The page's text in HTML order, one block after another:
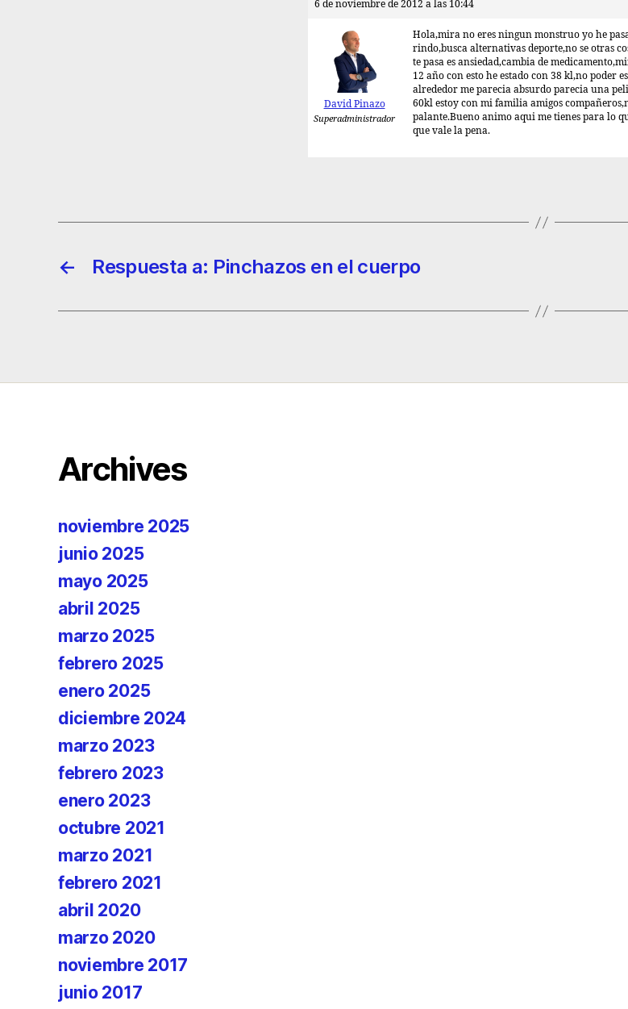
6 de noviembre de 2012 a las 10:44
David Pinazo
Superadministrador
Hola,mira no eres ningun monstruo yo he
rindo,busca alternativas deporte,no se otras
te pasa es ansiedad,cambia de
12 año con esto he estado con 38 kl,no poder
alrededor me parecia absurdo parecia una
60kl estoy con mi familia amigos
palante.Bueno animo aqui me tienes para lo
que vale la pena.
← Respuesta a: Pinchazos en el cuerpo
Archives
noviembre 2025
junio 2025
mayo 2025
abril 2025
marzo 2025
febrero 2025
enero 2025
diciembre 2024
marzo 2023
febrero 2023
enero 2023
octubre 2021
marzo 2021
febrero 2021
abril 2020
marzo 2020
noviembre 2017
junio 2017